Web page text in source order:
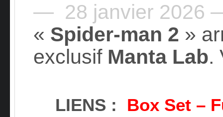
— 28 janvier 2026
« Spider-man 2 »
exclusif Manta Lab.
LIENS : Box Set–